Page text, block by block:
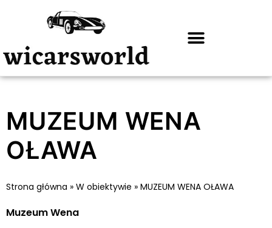
MUZEUM WENA
OŁAWA
Strona główna » W obiektywie » MUZEUM WENA OŁAWA
Muzeum Wena